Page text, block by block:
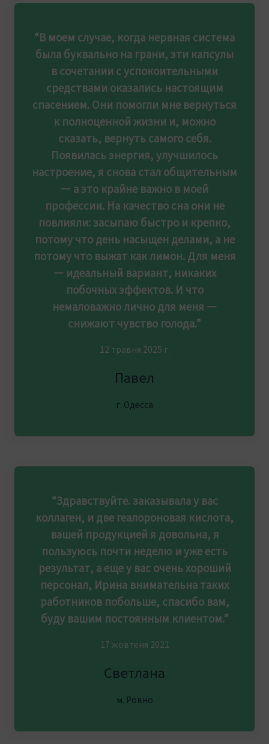
“В моем случае, когда нервная система
была буквально на грани, эти капсулы
в сочетании с успокоительными
средствами оказались настоящим
спасением. Они помогли мне вернуться
к полноценной жизни и, можно
сказать, вернуть самого себя.
Появилась энергия, улучшилось
настроение, я снова стал общительным
— а это крайне важно в моей
профессии. На качество сна они не
повлияли: засыпаю быстро и крепко,
потому что день насыщен делами, а не
потому что выжат как лимон. Для меня
— идеальный вариант, никаких
побочных эффектов. И что
немаловажно лично для меня —
снижают чувство голода.”
12 травня 2025 г.
Павел
г. Одесса
“Здравствуйте. заказывала у вас
коллаген, и две геалороновая кислота,
вашей продукцией я довольна, я
пользуюсь почти неделю и уже есть
результат, а еще у вас очень хороший
персонал, Ирина внимательна таких
работников побольше, спасибо вам,
буду вашим постоянным клиентом.”
17 жовтеня 2021
Светлана
м. Ровно